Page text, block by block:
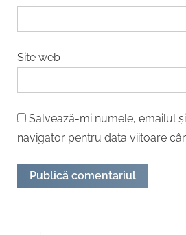
Site web
Salvează-mi numele, emailul
navigator pentru data viitoare